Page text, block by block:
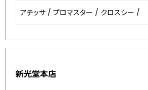
アテッサ / プロマスター / クロスシー /
新光堂本店